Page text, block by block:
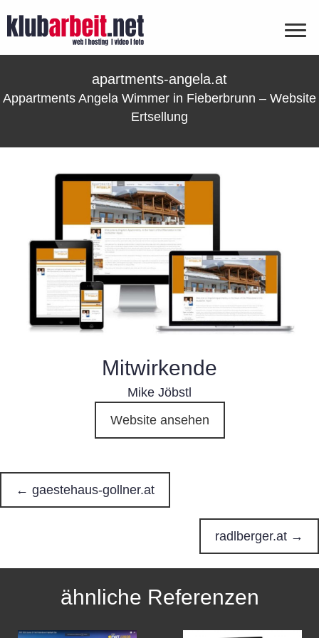
apartments-angela.at
Appartments Angela Wimmer in Fieberbrunn – Website
Ertsellung
Mitwirkende
Mike Jöbstl
Website ansehen
P
s
← gaestehaus-gollner.at
radlberger.at →
ähnliche Referenzen